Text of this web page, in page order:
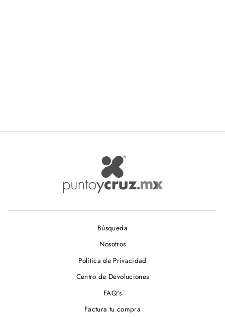
Búsqueda
Nosotros
Política de Privacidad
Centro de Devoluciones
FAQ's
Factura tu compra